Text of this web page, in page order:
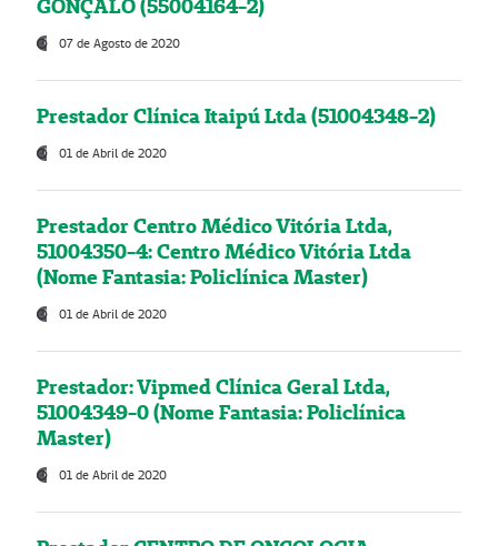
GONÇALO (55004164-2)
07 de Agosto de 2020
Prestador Clínica Itaipú Ltda (51004348-2)
01 de Abril de 2020
Prestador Centro Médico Vitória Ltda,
51004350-4: Centro Médico Vitória Ltda
(Nome Fantasia: Policlínica Master)
01 de Abril de 2020
Prestador: Vipmed Clínica Geral Ltda,
51004349-0 (Nome Fantasia: Policlínica
Master)
01 de Abril de 2020